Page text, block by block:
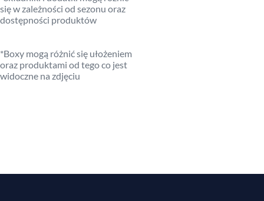
się w zależności od sezonu oraz
dostępności produktów
*Boxy mogą różnić się ułożeniem
oraz produktami od tego co jest
widoczne na zdjęciu